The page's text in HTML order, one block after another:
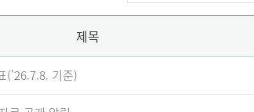
제목
('26.7.8. 기준)